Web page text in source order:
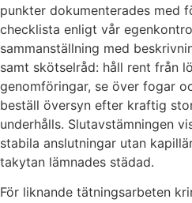
punkter dokumenterades med
checklista enligt vår
sammanställning med
samt skötselråd: håll rent från
genomföringar, se över fogar
beställ översyn efter kraftig
underhålls. Slutavstämningen
stabila anslutningar utan
takytan lämnades städad.
För liknande tätningsarbeten